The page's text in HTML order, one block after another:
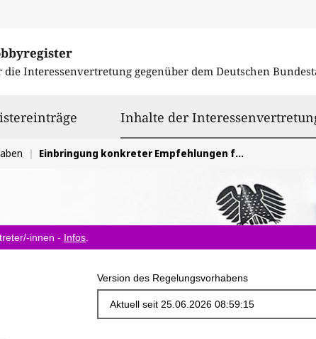
die Interessenvertretung gegenüber dem Deutschen
Inhalte der
Einbringung konkreter Empfehlungen für die Ausgestaltung der EU-Chemikalienverordnung REACH
innen - Infos
Version des Regelungsvorhabens